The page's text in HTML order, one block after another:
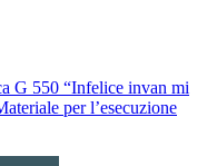
G 550 “Infelice invan mi
per l’esecuzione